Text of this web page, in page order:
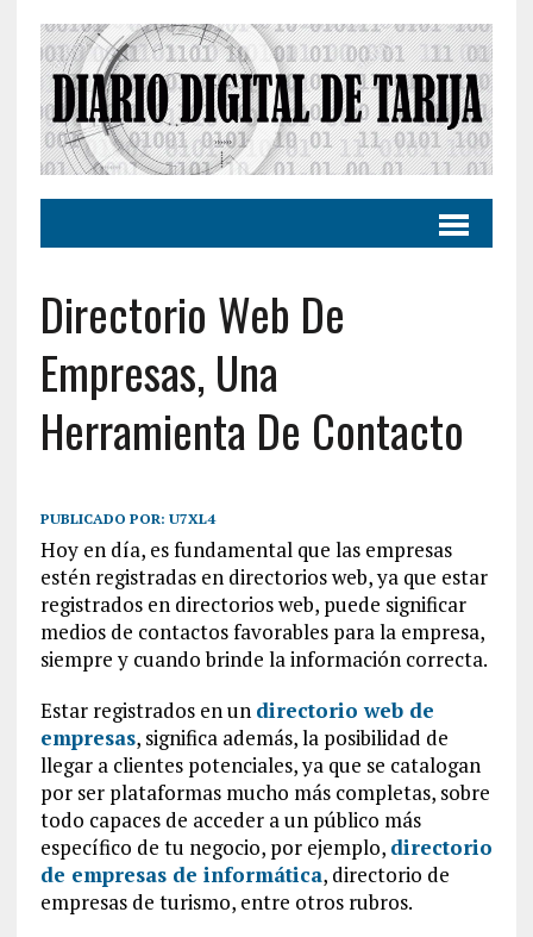
Directorio Web De
Empresas, Una
Herramienta De Contacto
PUBLICADO POR: U7XL4
Hoy en día, es fundamental que las empresas
estén registradas en directorios web, ya que estar
registrados en directorios web, puede significar
medios de contactos favorables para la empresa,
siempre y cuando brinde la información correcta.
Estar registrados en un directorio web de
empresas, significa además, la posibilidad de
llegar a clientes potenciales, ya que se catalogan
por ser plataformas mucho más completas, sobre
todo capaces de acceder a un público más
específico de tu negocio, por ejemplo, directorio
de empresas de informática, directorio de
empresas de turismo, entre otros rubros.